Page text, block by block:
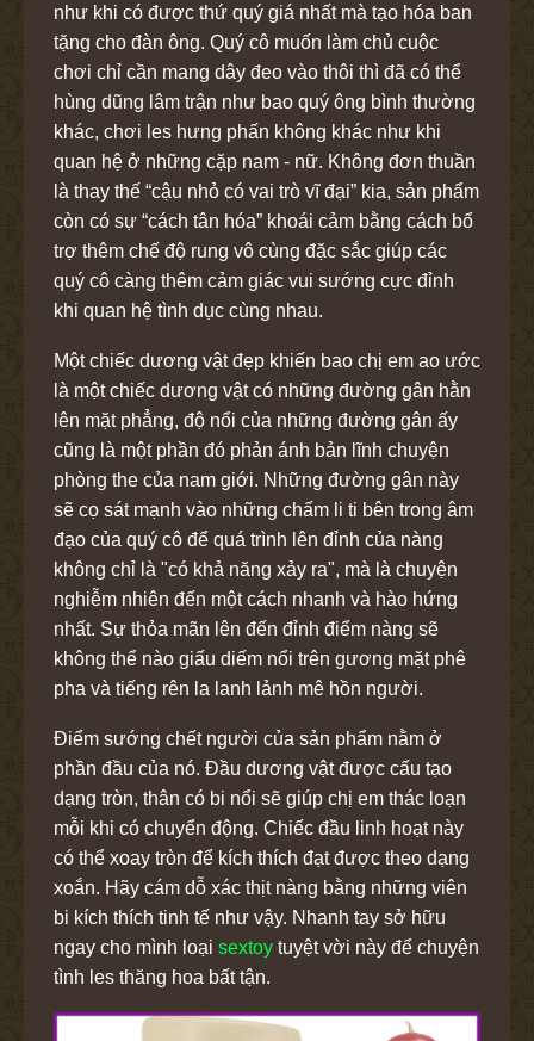
như khi có được thứ quý giá nhất mà tạo hóa ban
tặng cho đàn ông. Quý cô muốn làm chủ cuộc
chơi chỉ cần mang dây đeo vào thôi thì đã có thể
hùng dũng lâm trận như bao quý ông bình thường
khác, chơi les hưng phấn không khác như khi
quan hệ ở những cặp nam - nữ. Không đơn thuần
là thay thế “cậu nhỏ có vai trò vĩ đại” kia, sản phẩm
còn có sự “cách tân hóa” khoái cảm bằng cách bổ
trợ thêm chế độ rung vô cùng đặc sắc giúp các
quý cô càng thêm cảm giác vui sướng cực đỉnh
khi quan hệ tình dục cùng nhau.
Một chiếc dương vật đẹp khiến bao chị em ao ước
là một chiếc dương vật có những đường gân hằn
lên mặt phẳng, độ nổi của những đường gân ấy
cũng là một phần đó phản ánh bản lĩnh chuyện
phòng the của nam giới. Những đường gân này
sẽ cọ sát mạnh vào những chấm li ti bên trong âm
đạo của quý cô để quá trình lên đỉnh của nàng
không chỉ là "có khả năng xảy ra", mà là chuyện
nghiễm nhiên đến một cách nhanh và hào hứng
nhất. Sự thỏa mãn lên đến đỉnh điểm nàng sẽ
không thể nào giấu diếm nổi trên gương mặt phê
pha và tiếng rên la lanh lảnh mê hồn người.
Điểm sướng chết người của sản phẩm nằm ở
phần đầu của nó. Đầu dương vật được cấu tạo
dạng tròn, thân có bi nổi sẽ giúp chị em thác loạn
mỗi khi có chuyển động. Chiếc đầu linh hoạt này
có thể xoay tròn để kích thích đạt được theo dạng
xoắn. Hãy cám dỗ xác thịt nàng bằng những viên
bi kích thích tinh tế như vậy. Nhanh tay sở hữu
ngay cho mình loại sextoy tuyệt vời này để chuyện
tình les thăng hoa bất tận.